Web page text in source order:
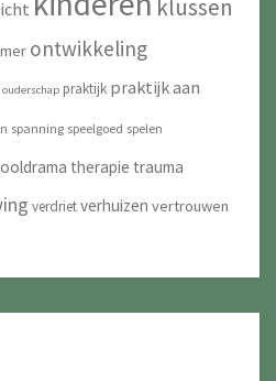
klussen
ontwikkeling
ouderschap praktijk praktijk aan
spanning speelgoed spelen
therapie trauma
verdrietverhuizen vertrouwen